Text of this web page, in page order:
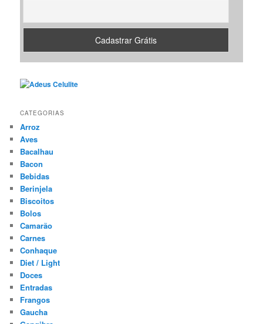
CATEGORIAS
Arroz
Aves
Bacalhau
Bacon
Bebidas
Berinjela
Biscoitos
Bolos
Camarão
Carnes
Conhaque
Diet / Light
Doces
Entradas
Frangos
Gaucha